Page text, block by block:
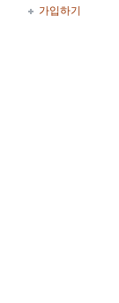
가입하기